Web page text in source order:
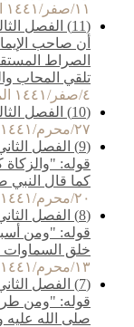
١١/صفر/١٤٤١ الموافق ١٠/أكتوبر/٢٠١٩
(11) الفصل
أن صاحب
الصراط
تلقي المحاب
٤/صفر/١٤٤١ الموافق ٣/أكتوبر/٢٠١٩
(10) الفصل الثالث: في فوائد الإيمان وثمراته
٢٧/محرم/١٤٤١ الموافق ٢٦/سبتمبر/٢٠١٩
(9) الفصل
قوله: "والزكاة
كما قال النبي
٢٠/محرم/١٤٤١ الموافق ١٩/سبتمبر/٢٠١٩
(8) الفصل
قوله: "ومن
خلق السماوات
١٣/محرم/١٤٤١ الموافق ١٢/سبتمبر/٢٠١٩
(7) الفصل
قوله: "ومن
صلى الله عليه